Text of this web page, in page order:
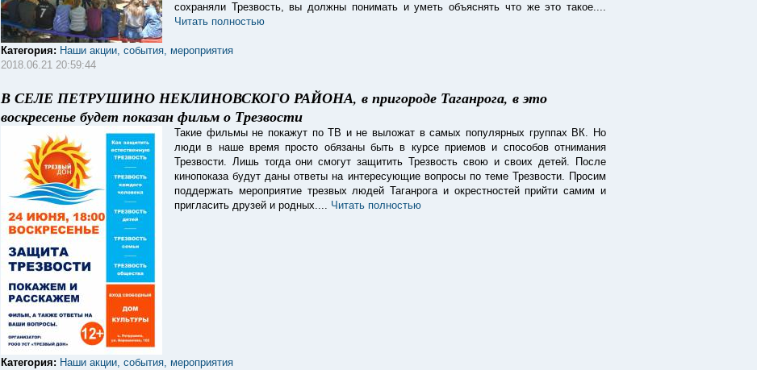
сохраняли Трезвость, вы должны понимать и уметь объяснять что же это такое....
Читать полностью
Категория: Наши акции, события, мероприятия
2018.06.21 20:59:44
В СЕЛЕ ПЕТРУШИНО НЕКЛИНОВСКОГО РАЙОНА, в пригороде Таганрога, в это
воскресенье будет показан фильм о Трезвости
Такие фильмы не покажут по ТВ и не выложат в самых популярных группах ВК. Но
люди в наше время просто обязаны быть в курсе приемов и способов отнимания
Трезвости. Лишь тогда они смогут защитить Трезвость свою и своих детей. После
кинопоказа будут даны ответы на интересующие вопросы по теме Трезвости. Просим
поддержать мероприятие трезвых людей Таганрога и окрестностей прийти самим и
пригласить друзей и родных.... Читать полностью
Категория: Наши акции, события, мероприятия